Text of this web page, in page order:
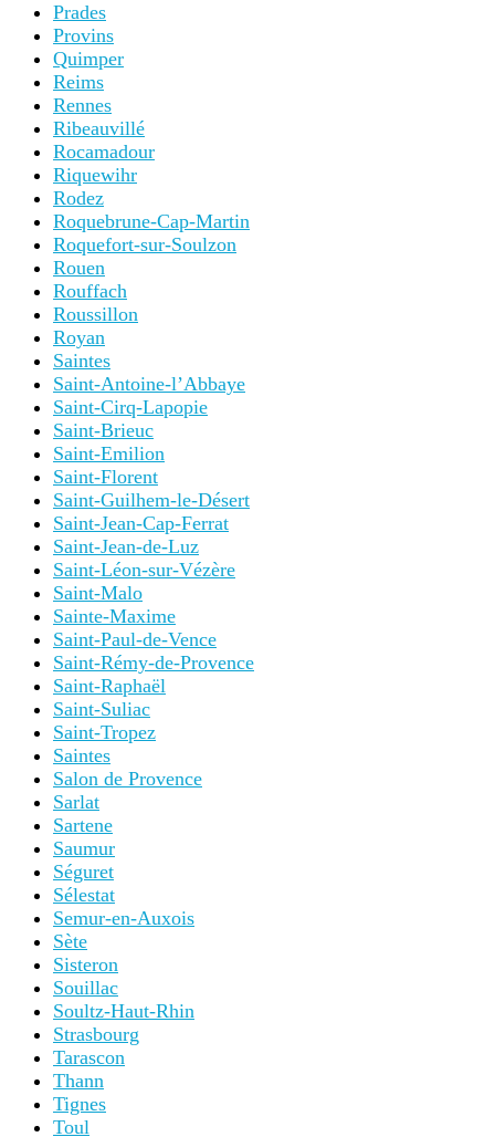
Prades
Provins
Quimper
Reims
Rennes
Ribeauvillé
Rocamadour
Riquewihr
Rodez
Roquebrune-Cap-Martin
Roquefort-sur-Soulzon
Rouen
Rouffach
Roussillon
Royan
Saintes
Saint-Antoine-l’Abbaye
Saint-Cirq-Lapopie
Saint-Brieuc
Saint-Emilion
Saint-Florent
Saint-Guilhem-le-Désert
Saint-Jean-Cap-Ferrat
Saint-Jean-de-Luz
Saint-Léon-sur-Vézère
Saint-Malo
Sainte-Maxime
Saint-Paul-de-Vence
Saint-Rémy-de-Provence
Saint-Raphaël
Saint-Suliac
Saint-Tropez
Saintes
Salon de Provence
Sarlat
Sartene
Saumur
Séguret
Sélestat
Semur-en-Auxois
Sète
Sisteron
Souillac
Soultz-Haut-Rhin
Strasbourg
Tarascon
Thann
Tignes
Toul